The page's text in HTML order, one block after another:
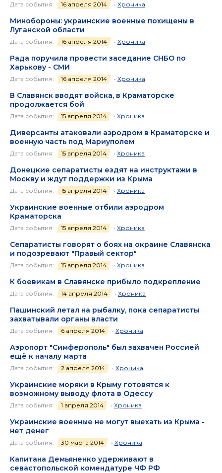
Дата события: 16 апреля 2014 • Хроника
Минобороны: украинские военные похищены в
Луганской области
Дата события: 16 апреля 2014 • Хроника
Рада поручила провести заседание СНБО по
Харькову - СМИ
Дата события: 16 апреля 2014 • Хроника
В Славянск вводят войска, в Краматорске
продолжается бой
Дата события: 15 апреля 2014 • Хроника
Диверсанты атаковали аэродром в Краматорске и
военную часть под Мариуполем
Дата события: 15 апреля 2014 • Хроника
Донецкие сепаратисты ездят на инструктажи в
Москву и ждут поддержки из Крыма
Дата события: 15 апреля 2014 • Хроника
Украинские военные отбили аэродром
Краматорска
Дата события: 15 апреля 2014 • Хроника
Сепаратисты говорят о боях на окраине Славянска
и подозревают "Правый сектор"
Дата события: 15 апреля 2014 • Хроника
К боевикам в Славянске прибыло подкрепление
Дата события: 14 апреля 2014 • Хроника
Пашинский летал на рыбалку, пока сепаратисты
захватывали органы власти
Дата события: 6 апреля 2014 • Хроника
Аэропорт "Симферополь" был захвачен Россией
ещё к началу марта
Дата события: 2 апреля 2014 • Хроника
Украинские моряки в Крыму готовятся к
возможному выводу флота в Одессу
Дата события: 1 апреля 2014 • Хроника
Украинские военные не могут выехать из Крыма -
нет денег
Дата события: 30 марта 2014 • Хроника
Капитана Демьяненко удерживают в
севастопольской комендатуре ЧФ РФ